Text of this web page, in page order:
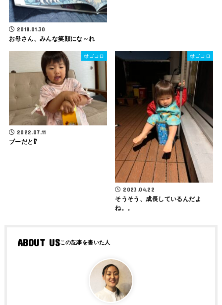
2018.01.30
お母さん、みんな笑顔にな～れ
母ゴコロ
2022.07.11
ブーだと⁉︎
母ゴコロ
2023.04.22
そうそう、成長しているんだよ
ね。。
ABOUT US